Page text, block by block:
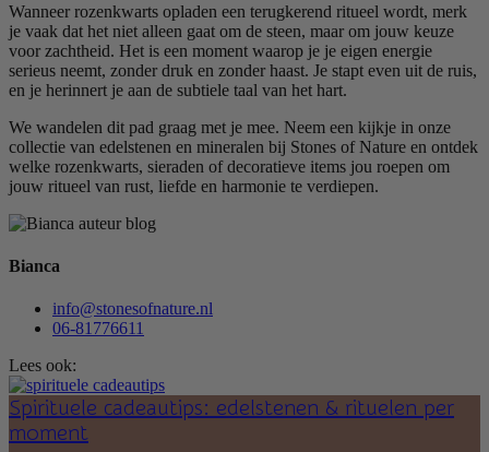
Wanneer rozenkwarts opladen een terugkerend ritueel wordt, merk
je vaak dat het niet alleen gaat om de steen, maar om jouw keuze
voor zachtheid. Het is een moment waarop je je eigen energie
serieus neemt, zonder druk en zonder haast. Je stapt even uit de ruis,
en je herinnert je aan de subtiele taal van het hart.
We wandelen dit pad graag met je mee. Neem een kijkje in onze
collectie van edelstenen en mineralen bij Stones of Nature en ontdek
welke rozenkwarts, sieraden of decoratieve items jou roepen om
jouw ritueel van rust, liefde en harmonie te verdiepen.
Bianca
info@stonesofnature.nl
06-81776611
Lees ook:
Spirituele cadeautips: edelstenen & rituelen per
moment